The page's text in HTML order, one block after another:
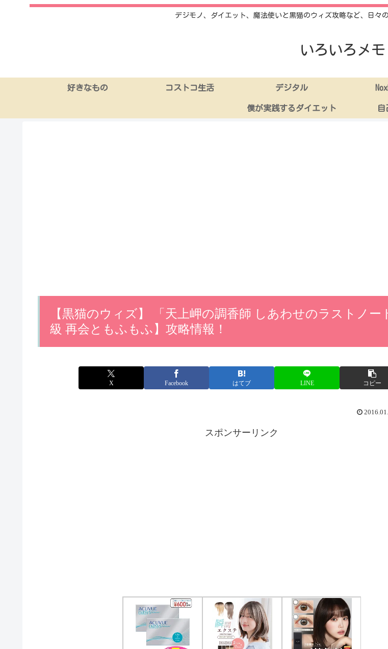
デジモノ、ダイエット、魔法使いと黒猫のウィズ攻略など、日々
いろいろメモ
好きなもの コストコ生活 デジタル
僕が実践するダイエット 自
【黒猫のウィズ】 「天上岬の調香師 しあわせのラストノー
級 再会ともふもふ】攻略情報！
X Facebook はてブ LINE コピー
スポンサーリンク